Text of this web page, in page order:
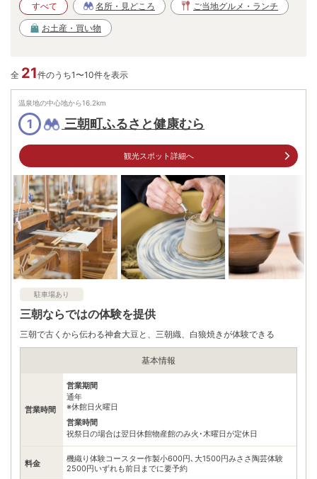
すべて 名所・見どころ ご当地グルメ・ランチ
お土産・買い物
全 21件のうち1〜10件を表示
温泉地の中心地から16.2km
1 三朝町ふるさと健康むら
観光スポット詳細へ
駐車場あり
三朝ならではの体験を提供
三朝で古くから伝わる神倉大豆と、三朝織、白狼焼きが体験できる
基本情報
営業時間
営業期間
通年
※休館日火曜日
営業時間
祝祭日の場合は翌日休館物産館のみ火･木曜日が定休日
料金
機織り体験コースター作製小600円､大1500円みささ陶芸体験
2500円いずれも前日までに要予約